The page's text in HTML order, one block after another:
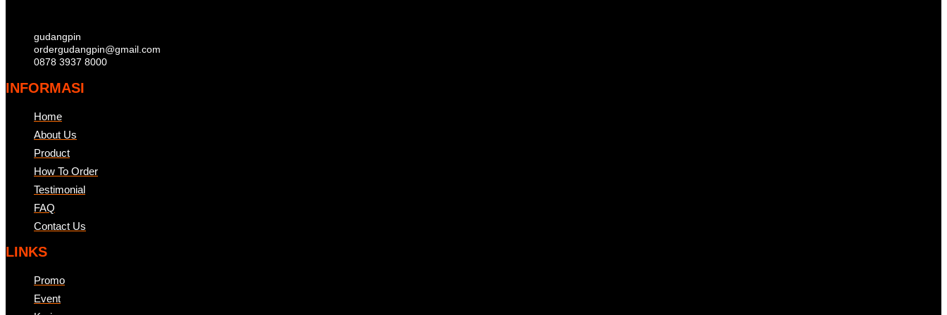
gudangpin
ordergudangpin@gmail.com
0878 3937 8000
INFORMASI
Home
About Us
Product
How To Order
Testimonial
FAQ
Contact Us
LINKS
Promo
Event